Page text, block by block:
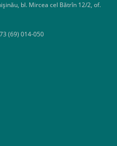
bl. Mircea cel Bătrîn 12/2, of.
(69) 014-050